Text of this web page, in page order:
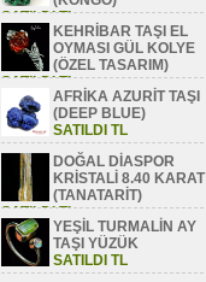
SATILDI TL
KEHRİBAR TAŞI EL
OYMASI GÜL KOLYE
(ÖZEL TASARIM)
SATILDI TL
AFRİKA AZURİT TAŞI
(DEEP BLUE)
SATILDI TL
DOĞAL DİASPOR
KRİSTALİ 8.40 KARAT
(TANATARİT)
SATILDI TL
YEŞİL TURMALİN AY
TAŞI YÜZÜK
SATILDI TL